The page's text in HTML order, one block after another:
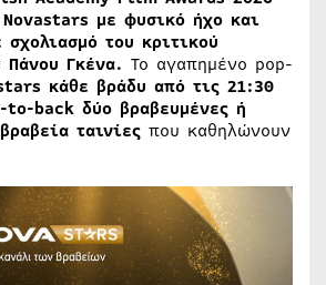
Novastars με φυσικό ήχο και
του κριτικού
Πάνου Γκένα. Το αγαπημένο pop-
κάθε βράδυ από τις 21:30
to-back δύο βραβευμένες ή
ταινίες που καθηλώνουν